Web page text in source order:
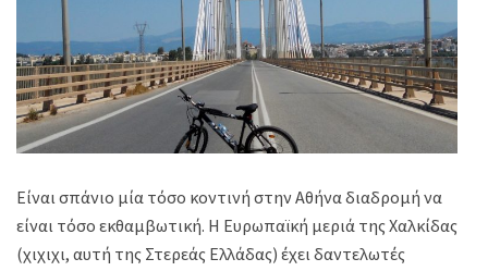
Είναι σπάνιο μία τόσο κοντινή στην Αθήνα διαδρομή να
είναι τόσο εκθαμβωτική. Η Ευρωπαϊκή μεριά της Χαλκίδας
(χιχιχι, αυτή της Στερεάς Ελλάδας) έχει δαντελωτές